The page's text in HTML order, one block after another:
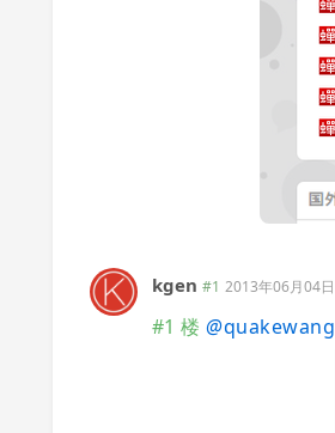
kgen #1 2013年06月04日
#1 楼 @quakewang